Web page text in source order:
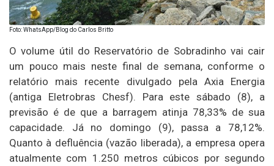
Foto: WhatsApp/Blog do Carlos Britto
O volume útil do Reservatório de Sobradinho vai cair
um pouco mais neste final de semana, conforme o
relatório mais recente divulgado pela Axia Energia
(antiga Eletrobras Chesf). Para este sábado (8), a
previsão é de que a barragem atinja 78,33% de sua
capacidade. Já no domingo (9), passa a 78,12%.
Quanto à defluência (vazão liberada), a empresa opera
atualmente com 1.250 metros cúbicos por segundo